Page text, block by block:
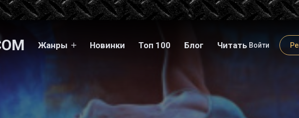
Жанры Новинки Топ 100 Блог Читать Войти